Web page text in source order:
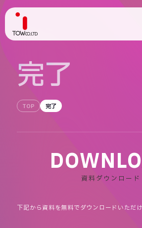
NEWS
IR
完了
TOP 完了
資料ダウンロード
下記から資料を無料でダウンロードいただけ